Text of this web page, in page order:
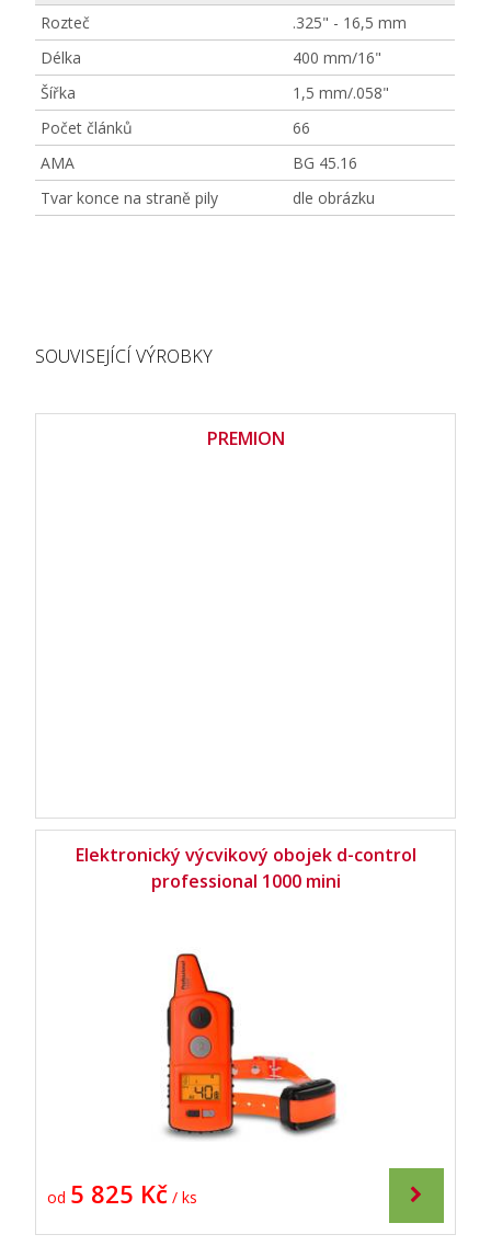
Rozteč
.325" - 16,5 mm
Délka
400 mm/16"
Šířka
1,5 mm/.058"
Počet článků
66
AMA
BG 45.16
Tvar konce na straně pily
dle obrázku
SOUVISEJÍCÍ VÝROBKY
PREMION
Elektronický výcvikový obojek d-control
professional 1000 mini
od 5 825 Kč / ks